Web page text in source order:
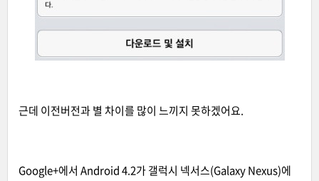
근데 이전버전과 별 차이를 많이 느끼지 못하겠어요.
Google+에서 Android 4.2가 갤럭시 넥서스(Galaxy Nexus)에